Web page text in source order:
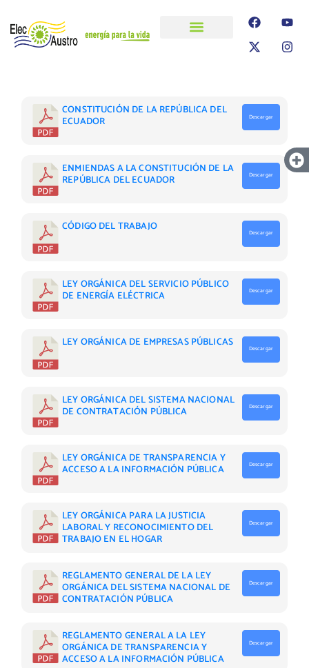
CONSTITUCIÓN DE LA REPÚBLICA DEL
ECUADOR Descargar
ENMIENDAS A LA CONSTITUCIÓN DE LA
REPÚBLICA DEL ECUADOR Descargar
CÓDIGO DEL TRABAJO Descargar
LEY ORGÁNICA DEL SERVICIO PÚBLICO
DE ENERGÍA ELÉCTRICA Descargar
LEY ORGÁNICA DE EMPRESAS PÚBLICAS Descargar
LEY ORGÁNICA DEL SISTEMA NACIONAL
DE CONTRATACIÓN PÚBLICA Descargar
LEY ORGÁNICA DE TRANSPARENCIA Y
ACCESO A LA INFORMACIÓN PÚBLICA Descargar
LEY ORGÁNICA PARA LA JUSTICIA
LABORAL Y RECONOCIMIENTO DEL
TRABAJO EN EL HOGAR
Descargar
REGLAMENTO GENERAL DE LA LEY
ORGÁNICA DEL SISTEMA NACIONAL DE
CONTRATACIÓN PÚBLICA
Descargar
REGLAMENTO GENERAL A LA LEY
ORGÁNICA DE TRANSPARENCIA Y
ACCESO A LA INFORMACIÓN PÚBLICA
Descargar